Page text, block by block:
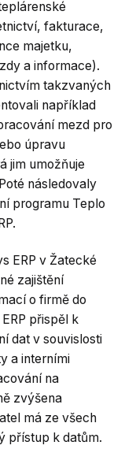
fakturace,
majetku,
a informace).
takzvaných
například
mezd pro
úpravu
jim umožňuje
následovaly
programu Teplo
ERP v Žatecké
zajištění
o firmě do
přispěl k
dat v souvislosti
a interními
na
zvýšena
má ze všech
přístup k datům.